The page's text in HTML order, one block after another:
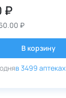
₽
₽
В корзину
в 3499 аптеках